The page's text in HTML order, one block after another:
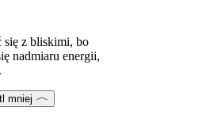
się z bliskimi, bo
nadmiaru energii,
mniej